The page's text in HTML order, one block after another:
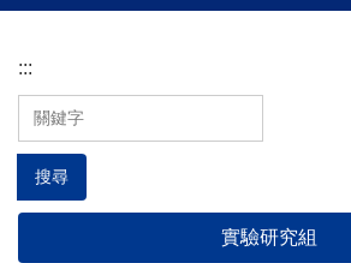
容
:::
搜尋
實驗研究組